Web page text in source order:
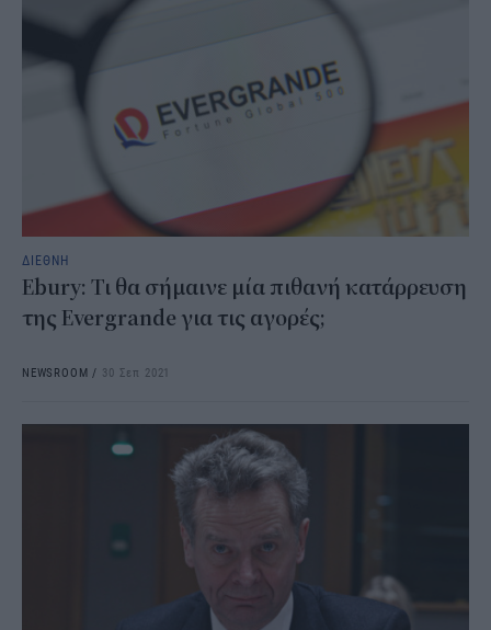
ΔΙΕΘΝΗ
Ebury: Τι θα σήμαινε μία πιθανή κατάρρευση
της Evergrande για τις αγορές;
NEWSROOM / 30 Σεπ 2021